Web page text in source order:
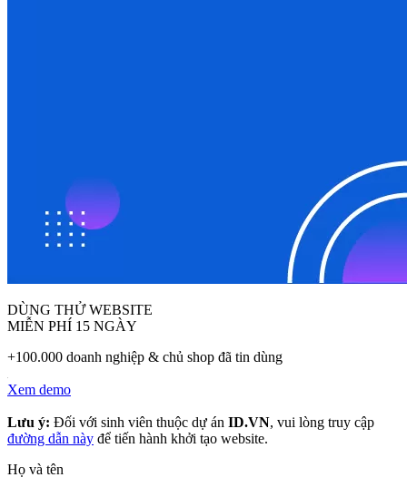
DÙNG THỬ WEBSITE
MIỄN PHÍ 15 NGÀY
+100.000 doanh nghiệp & chủ shop đã tin dùng
Xem demo
Lưu ý: Đối với sinh viên thuộc dự án ID.VN, vui lòng truy cập
đường dẫn này để tiến hành khởi tạo website.
Họ và tên